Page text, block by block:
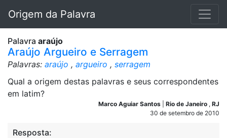
Origem da Palavra
Palavra araújo
Araújo Argueiro e Serragem
Palavras: araújo , argueiro , serragem
Qual a origem destas palavras e seus correspondentes
em latim?
Marco Aguiar Santos Rio de Janeiro , RJ
30 de setembro de 2010
Resposta: